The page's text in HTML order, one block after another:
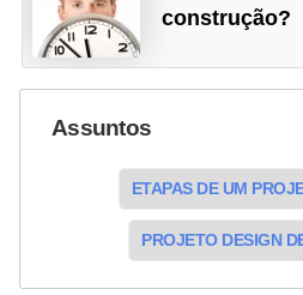
construção?
Assuntos
ETAPAS DE UM
PROJETO DESIGN